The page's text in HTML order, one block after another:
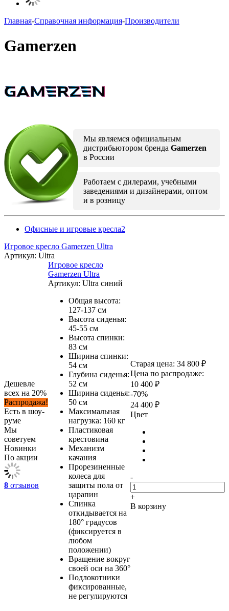
Главная-Справочная информация-Производители
Gamerzen
Мы являемся официальным
дистрибьютором бренда Gamerzen
в России
Работаем с дилерами, учебными
заведениями и дизайнерами, оптом
и в розницу
Офисные и игровые кресла2
Игровое кресло Gamerzen Ultra
Артикул: Ultra
Дешевле
всех на 20%
Распродажа!
Есть в шоу-
руме
Мы
советуем
Новинки
По акции
8 отзывов
Игровое кресло
Gamerzen Ultra
Артикул: Ultra синий
Общая высота:
127-137 см
Высота сиденья:
45-55 см
Высота спинки:
83 см
Ширина спинки:
54 см
Глубина сиденья:
52 см
Ширина сиденья:
50 см
Максимальная
нагрузка: 160 кг
Пластиковая
крестовина
Механизм
качания
Прорезиненные
колеса для
защиты пола от
царапин
Спинка
откидывается на
180° градусов
(фиксируется в
любом
положении)
Вращение вокруг
своей оси на 360°
Подлокотники
фиксированные,
не регулируются
Старая цена: 34 800 ₽
Цена по распродаже:
10 400 ₽
-70%
24 400 ₽
Цвет
-
+
В корзину